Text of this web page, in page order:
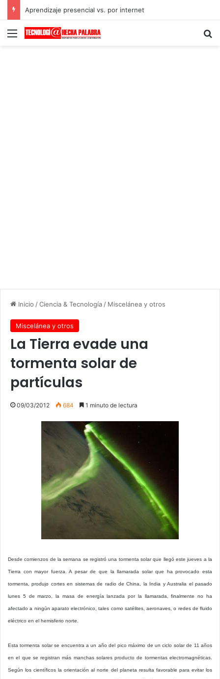
Aprendizaje presencial vs. por internet
Menú
Inicio /Ciencia & Tecnología / Miscelánea y otros
Miscelánea y otros
La Tierra evade una
tormenta solar de
partículas
09/03/2012 684 1 minuto de lectura
Desde comienzos de la semana se registró una tormenta solar que llegó este jueves a la
Tierra con mayor fuerza. A pesar de que la llamarada solar que ha provocado esta
tormenta, produjo cortes en sistemas de radio de China, la India y Australia el pasado
lunes 5 de marzo, la masa de energía lanzada por la llamarada, finalmente no ha
afectado a ningún aparato electrónico, tales como satélites, aeronaves, o redes de fluido
eléctrico en el hemisferio norte.
Esta tormenta solar se encuentra a un año del pico máximo de un ciclo solar de 11 años
en el que se registran más manchas solares producto de tormentas electromagnéticas.
Según los científicos la orientación al norte del planeta resulta favorable para evitar los